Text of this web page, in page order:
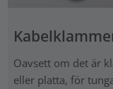
Oavsett om det är
eller platta, för